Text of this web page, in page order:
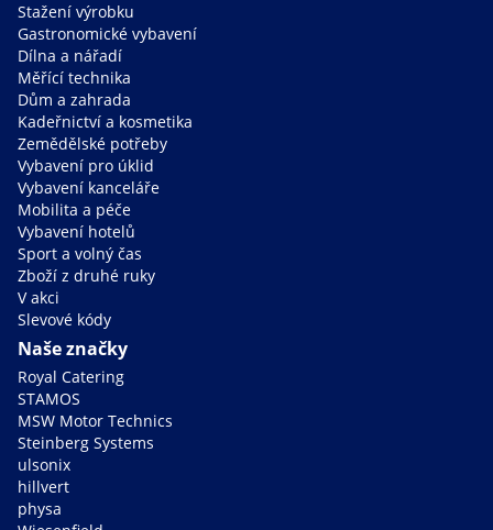
Stažení výrobku
Gastronomické vybavení
Dílna a nářadí
Měřící technika
Dům a zahrada
Kadeřnictví a kosmetika
Zemědělské potřeby
Vybavení pro úklid
Vybavení kanceláře
Mobilita a péče
Vybavení hotelů
Sport a volný čas
Zboží z druhé ruky
V akci
Slevové kódy
Naše značky
Royal Catering
STAMOS
MSW Motor Technics
Steinberg Systems
ulsonix
hillvert
physa